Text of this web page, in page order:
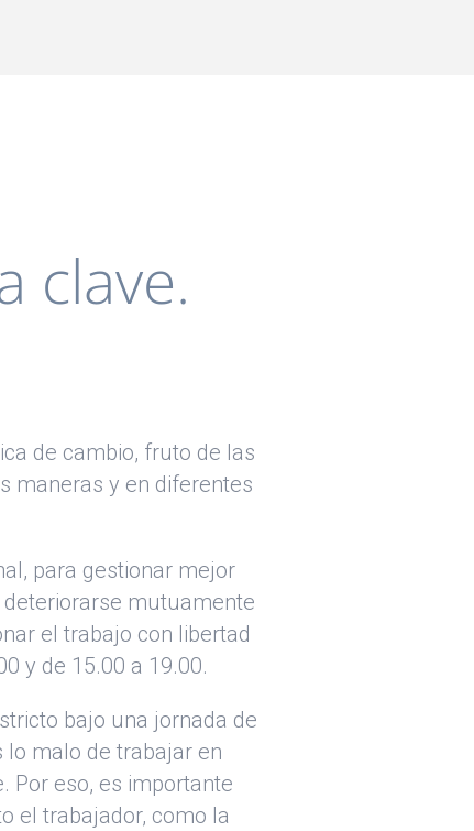
clave.
de cambio, fruto de las
maneras y en diferentes
para gestionar mejor
mutuamente
el trabajo con libertad
y de 15.00 a 19.00.
bajo una jornada de
lo malo de trabajar en
Por eso, es importante
el trabajador, como la